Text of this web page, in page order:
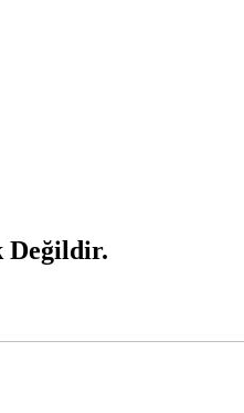
Değildir.